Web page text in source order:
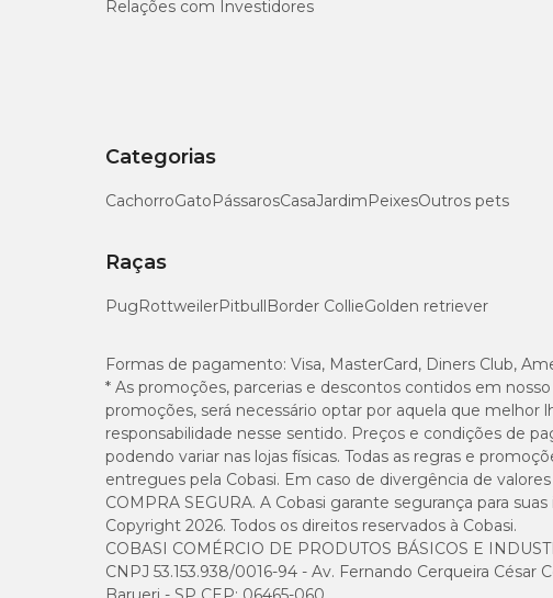
Relações com Investidores
Categorias
CachorroGatoPássarosCasaJardimPeixesOutros pets
Raças
PugRottweilerPitbullBorder CollieGolden retriever
Formas de pagamento: Visa, MasterCard, Diners Club,
* As promoções, parcerias e descontos contidos em
promoções, será necessário optar por aquela que melhor
responsabilidade nesse sentido. Preços e condições de
podendo variar nas lojas físicas. Todas as regras e
entregues pela Cobasi. Em caso de divergência de
COMPRA SEGURA. A Cobasi garante segurança para
Copyright 2026. Todos os direitos reservados à Cobasi.
COBASI COMÉRCIO DE PRODUTOS BÁSICOS E
CNPJ 53.153.938/0016-94 - Av. Fernando Cerqueira César